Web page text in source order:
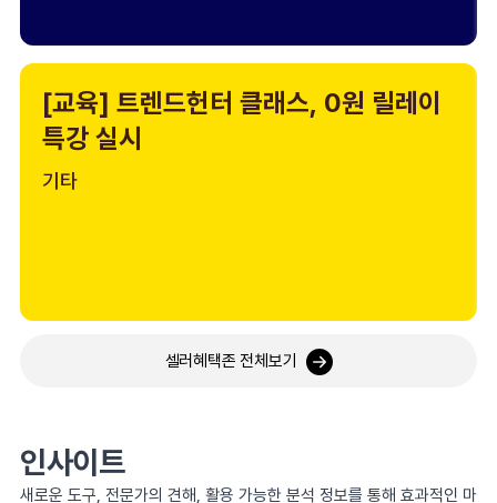
[교육] 트렌드헌터 클래스, 0원 릴레이
특강 실시
기타
셀러혜택존 전체보기
인사이트
새로운 도구, 전문가의 견해, 활용 가능한 분석 정보를 통해 효과적인 마